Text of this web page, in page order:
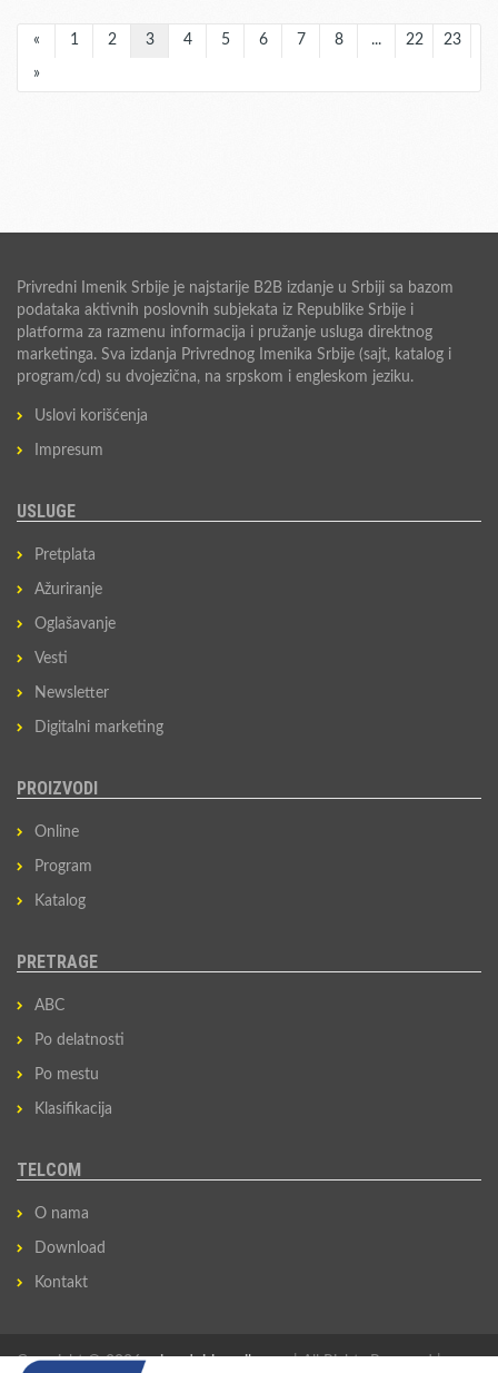
« 1 2 3 4 5 6 7 8 ... 22 23
»
Privredni Imenik Srbije je najstarije B2B izdanje u Srbiji sa bazom
podataka aktivnih poslovnih subjekata iz Republike Srbije i
platforma za razmenu informacija i pružanje usluga direktnog
marketinga. Sva izdanja Privrednog Imenika Srbije (sajt, katalog i
program/cd) su dvojezična, na srpskom i engleskom jeziku.
Uslovi korišćenja
Impresum
USLUGE
Pretplata
Ažuriranje
Oglašavanje
Vesti
Newsletter
Digitalni marketing
PROIZVODI
Online
Program
Katalog
PRETRAGE
ABC
Po delatnosti
Po mestu
Klasifikacija
TELCOM
O nama
Download
Kontakt
Copyright © 2026privredni-imenik.com